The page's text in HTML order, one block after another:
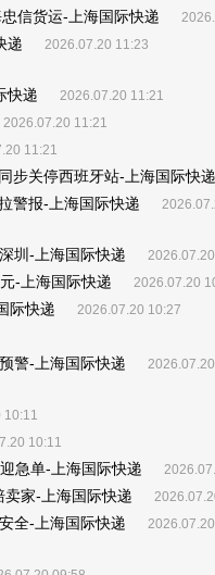
信货运-上海国际快递
递 2026.07.20 11:23
快递 2026.07.20 11:21
2026.07.20 11:21
11:21
步关停西班牙站-上海国际快递
警报-上海国际快递
圳-上海国际快递
-上海国际快递 2026.07.20
际快递 2026.07.20 10:27
警-上海国际快递
10:11
10:11
急单-上海国际快递
家-上海国际快递
全-上海国际快递